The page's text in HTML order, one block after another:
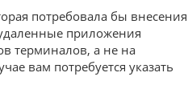
потребовала бы внесения
приложения
терминалов, а не на
вам потребуется указать